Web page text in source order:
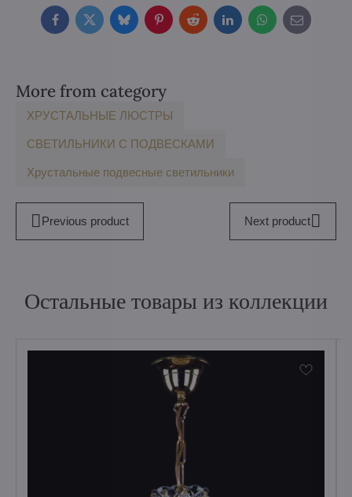
FacebookTwitterBlueskyPinterestRedditLinkedInWhatsApp
E-
mail
More from category
ХРУСТАЛЬНЫЕ ЛЮСТРЫ
СВЕТИЛЬНИКИ С ПОДВЕСКАМИ
Хрустальные подвесные светильники
Previous product Next product
Остальные товары из коллекции